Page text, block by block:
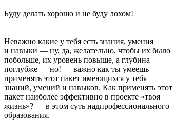
Буду делать хорошо и не буду лохом!
Неважно какие у тебя есть знания, умения
и навыки — ну, да, желательно, чтобы их было
побольше, их уровень повыше, а глубина
поглубже — но! — важно как ты умеешь
применять этот пакет имеющихся у тебя
знаний, умений и навыков. Как применять этот
пакет наиболее эффективно в проекте «твоя
жизнь»? — в этом суть надпрофессионального
образования.